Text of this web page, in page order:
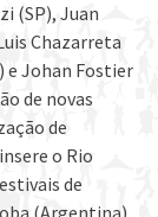
(SP), Juan
Chazarreta
e Johan Fostier
de novas
de
o Rio
de